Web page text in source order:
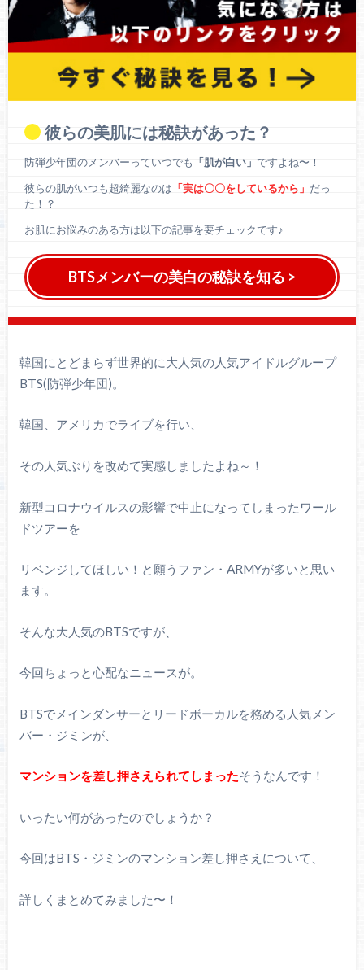
彼らの美肌には秘訣があった？
防弾少年団のメンバーっていつでも 「肌が白い」 ですよね〜！
彼らの肌がいつも超綺麗なのは 「実は〇〇をしているから」 だっ
た！？
お肌にお悩みのある方は以下の記事を要チェックです♪
BTSメンバーの美白の秘訣を知る >
韓国にとどまらず世界的に大人気の人気アイドルグループ
BTS(防弾少年団)。
韓国、アメリカでライブを行い、
その人気ぶりを改めて実感しましたよね～！
新型コロナウイルスの影響で中止になってしまったワール
ドツアーを
リベンジしてほしい！と願うファン・ARMYが多いと思い
ます。
そんな大人気のBTSですが、
今回ちょっと心配なニュースが。
BTSでメインダンサーとリードボーカルを務める人気メン
バー・ジミンが、
マンションを差し押さえられてしまったそうなんです！
いったい何があったのでしょうか？
今回はBTS・ジミンのマンション差し押さえについて、
詳しくまとめてみました〜！